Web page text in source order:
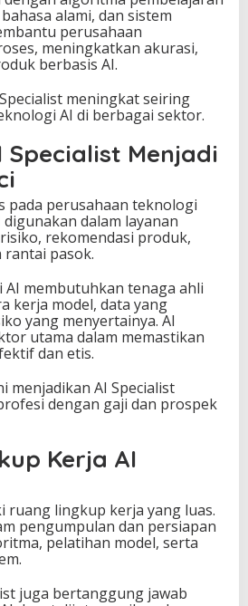
alami, dan sistem
perusahaan
meningkatkan akurasi,
berbasis AI.
meningkat seiring
AI di berbagai sektor.
Specialist Menjadi
pada perusahaan teknologi
digunakan dalam layanan
rekomendasi produk,
pasok.
AI membutuhkan tenaga ahli
kerja model, data yang
yang menyertainya. AI
utama dalam memastikan
dan etis.
menjadikan AI Specialist
dengan gaji dan prospek
Kerja AI
ruang lingkup kerja yang luas.
pengumpulan dan persiapan
pelatihan model, serta
juga bertanggung jawab